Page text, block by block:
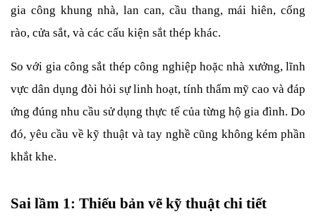
gia công khung nhà, lan can, cầu thang, mái hiên, cổng
rào, cửa sắt, và các cấu kiện sắt thép khác.
So với gia công sắt thép công nghiệp hoặc nhà xưởng, lĩnh
vực dân dụng đòi hỏi sự linh hoạt, tính thẩm mỹ cao và đáp
ứng đúng nhu cầu sử dụng thực tế của từng hộ gia đình. Do
đó, yêu cầu về kỹ thuật và tay nghề cũng không kém phần
khắt khe.
Sai lầm 1: Thiếu bản vẽ kỹ thuật chi tiết